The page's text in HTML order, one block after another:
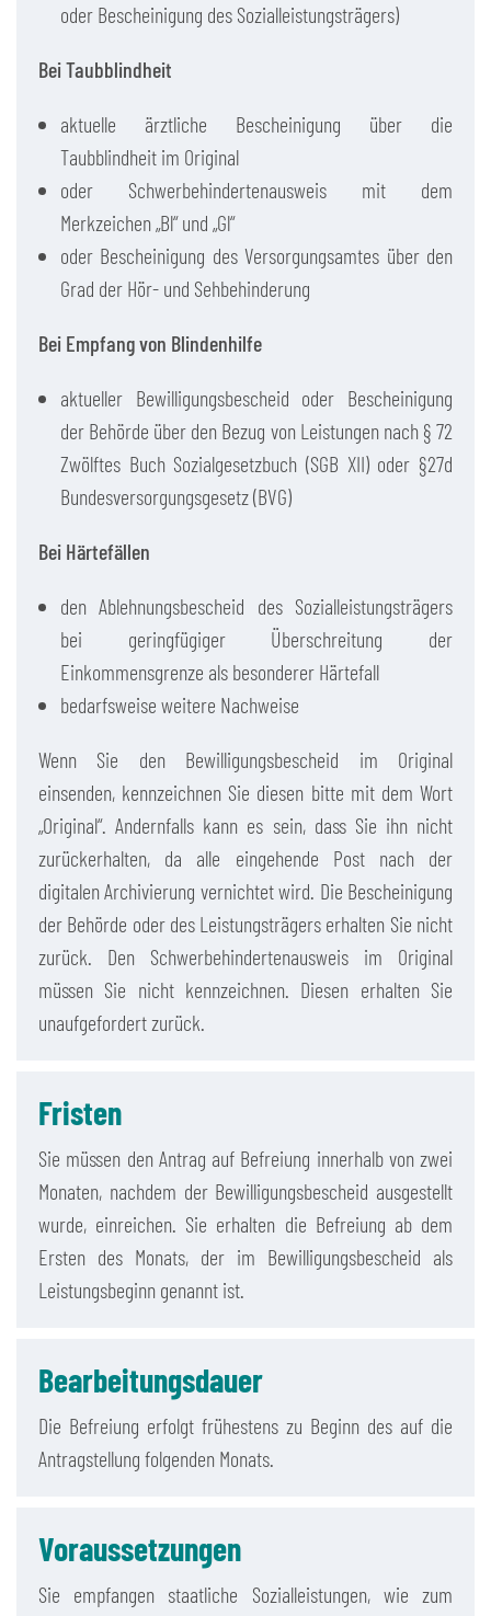
oder Bescheinigung des Sozialleistungsträgers)
Bei Taubblindheit
aktuelle ärztliche Bescheinigung über die
Taubblindheit im Original
oder Schwerbehindertenausweis mit dem
Merkzeichen „Bl“ und „Gl“
oder Bescheinigung des Versorgungsamtes über den
Grad der Hör- und Sehbehinderung
Bei Empfang von Blindenhilfe
aktueller Bewilligungsbescheid oder Bescheinigung
der Behörde über den Bezug von Leistungen nach § 72
Zwölftes Buch Sozialgesetzbuch (SGB XII) oder §27d
Bundesversorgungsgesetz (BVG)
Bei Härtefällen
den Ablehnungsbescheid des Sozialleistungsträgers
bei geringfügiger Überschreitung der
Einkommensgrenze als besonderer Härtefall
bedarfsweise weitere Nachweise
Wenn Sie den Bewilligungsbescheid im Original
einsenden, kennzeichnen Sie diesen bitte mit dem Wort
„Original“. Andernfalls kann es sein, dass Sie ihn nicht
zurückerhalten, da alle eingehende Post nach der
digitalen Archivierung vernichtet wird. Die Bescheinigung
der Behörde oder des Leistungsträgers erhalten Sie nicht
zurück. Den Schwerbehindertenausweis im Original
müssen Sie nicht kennzeichnen. Diesen erhalten Sie
unaufgefordert zurück.
Fristen
Sie müssen den Antrag auf Befreiung innerhalb von zwei
Monaten, nachdem der Bewilligungsbescheid ausgestellt
wurde, einreichen. Sie erhalten die Befreiung ab dem
Ersten des Monats, der im Bewilligungsbescheid als
Leistungsbeginn genannt ist.
Bearbeitungsdauer
Die Befreiung erfolgt frühestens zu Beginn des auf die
Antragstellung folgenden Monats.
Voraussetzungen
Sie empfangen staatliche Sozialleistungen, wie zum